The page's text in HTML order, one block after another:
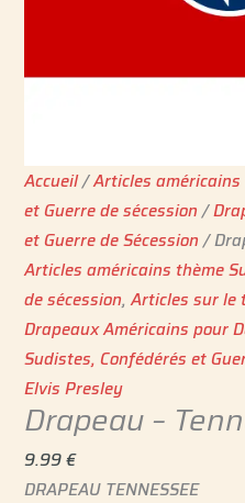
Accueil/Articles
et Guerre de sécession/
et Guerre de Sécession/
Articles américains thème
de sécession,Articles sur le
Drapeaux Américains pour
Sudistes, Confédérés et
Elvis Presley
Drapeau –
9.99€
DRAPEAU TENNESSEE